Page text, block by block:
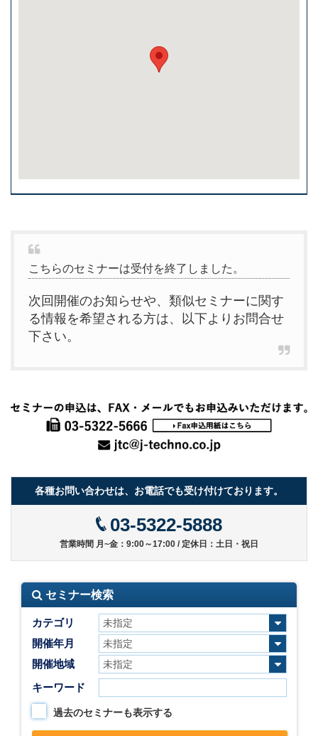
こちらのセミナーは受付を終了しました。
次回開催のお知らせや、類似セミナーに関す
る情報を希望される方は、以下よりお問合せ
下さい。
各種お問い合わせは、お電話でも受け付けております。
03-5322-5888
営業時間 月~金：9:00～17:00 / 定休日：土日・祝日
セミナー検索
カテゴリ
開催年月
開催地域
キーワード
過去のセミナーも表示する